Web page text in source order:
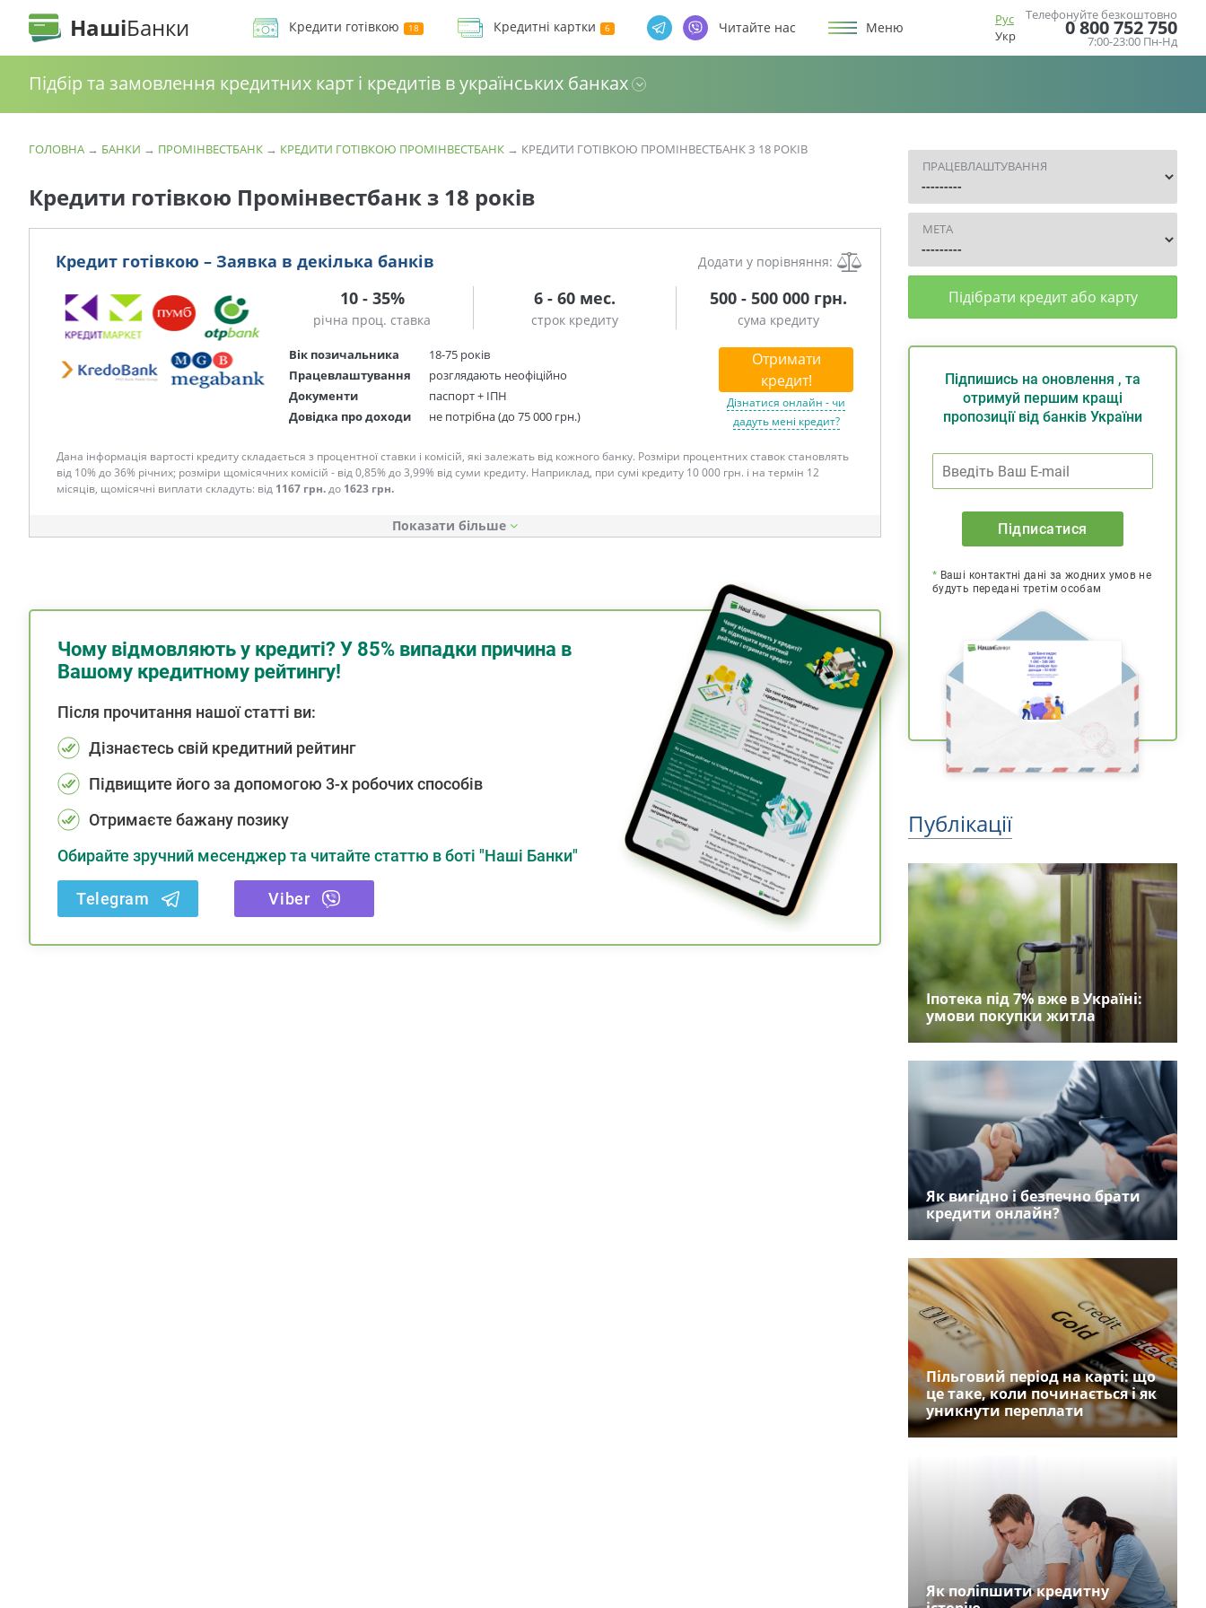
НашіБанки Кредити готівкою Кредитні картки Читайте нас Меню
Рус
Укр
Телефонуйте безкоштовно
0 800 752 750
7:00-23:00 Пн-Нд
Підбір та замовлення кредитних карт і кредитів в українських банках
ГОЛОВНА → БАНКИ → ПРОМІНВЕСТБАНК → КРЕДИТИ ГОТІВКОЮ ПРОМІНВЕСТБАНК → КРЕДИТИ ГОТІВКОЮ ПРОМІНВЕСТБАНК З 18 РОКІВ
Кредити готівкою Промінвестбанк з 18 років
Кредит готівкою – Заявка в декілька банків Додати у порівняння:
10 - 35%
річна проц. ставка
6 - 60 мес.
строк кредиту
500 - 500 000 грн.
сума кредиту
Вік позичальника
18-75 років
Працевлаштування
розглядають неофіційно
Документи
паспорт + ІПН
Довідка про доходи
не потрібна (до 75 000 грн.)
Отримати
кредит!
Дізнатися онлайн - чи
дадуть мені кредит?
Дана інформація вартості кредиту складається з процентної ставки і комісій, які залежать від кожного банку. Розміри процентних ставок становлять
від 10% до 36% річних; розміри щомісячних комісій - від 0,85% до 3,99% від суми кредиту. Наприклад, при сумі кредиту 10 000 грн. і на термін 12
місяців, щомісячні виплати складуть: від 1167 грн.до 1623 грн.
Показати
Чому відмовляють у кредиті? У 85% випадки причина в
Вашому кредитному рейтингу!
Після прочитання нашої статті ви:
Дізнаєтесь свій кредитний рейтинг
Підвищите його за допомогою 3-х робочих способів
Отримаєте бажану позику
Обирайте зручний месенджер та читайте статтю в боті "Наші Банки"
Telegram Viber
ПРАЦЕВЛАШТУВАННЯ
МЕТА
Підібрати кредит або карту
Підпишись на оновлення , та
отримуй першим кращі
пропозиції від банків України
Підписатися
* Ваші контактні дані за жодних умов не
будуть передані третім особам
Публікації
Іпотека під 7% вже в Україні:
умови покупки житла
Як вигідно і безпечно брати
кредити онлайн?
Пільговий період на карті: що
це таке, коли починається і як
уникнути переплати
Як поліпшити кредитну